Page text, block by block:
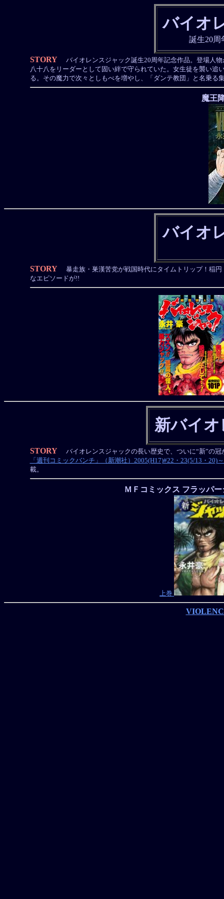
バイオ
誕生20周
STORY
バイオレンスジャック誕生20周年記念作品。登場人
八十八をリーダーとして固い絆で守られていた。女生徒を襲い
る。その魔力で次々としもべを増やし、「ダンテ教団」と名乗
魔王
バイオ
STORY
暴走族・巣漢苦党が戦国時代にタイムトリップ！稲
なエピソードが!!
新バイ
STORY
バイオレンスジャックの長い歴史で、ついに“新”の
「週刊コミックバンチ」（新潮社）2005(H17)#22・23(5/13・20)
載。
ＭＦコミックス フラッパ
上巻